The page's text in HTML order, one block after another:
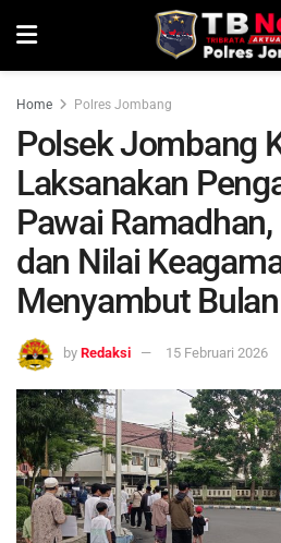
Home Polres Jombang
Polsek Jombang
Laksanakan
Pawai
dan Nilai
Menyambut
by Redaksi 15 Februari 2026